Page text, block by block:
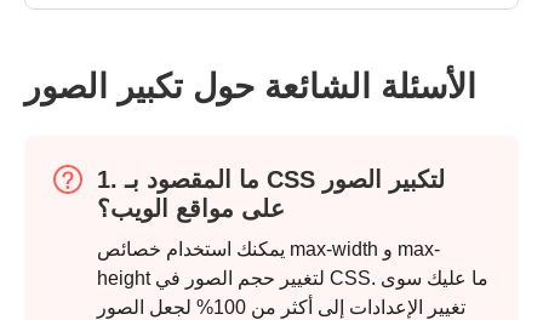
الأسئلة الشائعة حول تكبير الصور
1. ما المقصود بـ CSS لتكبير الصور
على مواقع الويب؟
يمكنك استخدام خصائص max-width و max-
height لتغيير حجم الصور في CSS. ما عليك سوى
تغيير الإعدادات إلى أكثر من 100% لجعل الصور